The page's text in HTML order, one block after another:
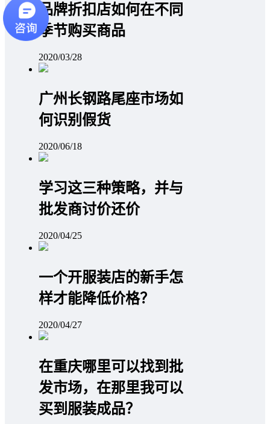
品牌折扣店如何在不同
季节购买商品
2020/03/28
广州长钢路尾座市场如
何识别假货
2020/06/18
学习这三种策略，并与
批发商讨价还价
2020/04/25
一个开服装店的新手怎
样才能降低价格？
2020/04/27
在重庆哪里可以找到批
发市场，在那里我可以
买到服装成品？